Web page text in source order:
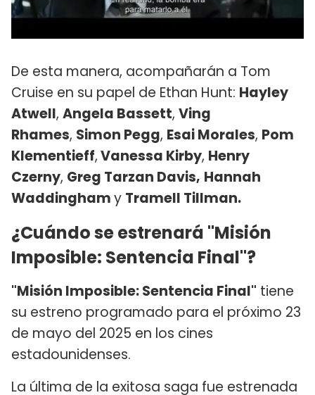
De esta manera, acompañarán a Tom
Cruise en su papel de Ethan Hunt: Hayley
Atwell, Angela Bassett, Ving
Rhames, Simon Pegg, Esai Morales, Pom
Klementieff,Vanessa Kirby, Henry
Czerny, Greg Tarzan Davis, Hannah
Waddinghamy Tramell Tillman.
¿Cuándo se estrenará "Misión
Imposible: Sentencia Final"?
"Misión Imposible: Sentencia Final" tiene
su estreno programado para el próximo 23
de mayo del 2025 en los cines
estadounidenses.
La última de la exitosa saga fue estrenada